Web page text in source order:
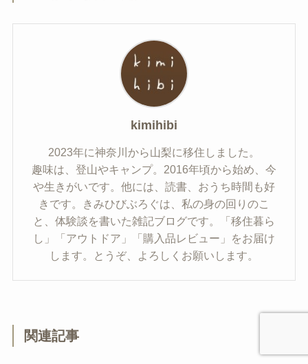
kimihibi
2023年に神奈川から山梨に移住しました。
趣味は、登山やキャンプ。2016年頃から始め、今
や生きがいです。他には、読書、おうち時間も好
きです。きみひびぶろぐは、私の身の回りのこ
と、体験談を書いた雑記ブログです。「移住暮ら
し」「アウトドア」「購入品レビュー」をお届け
します。とうぞ、よろしくお願いします。
関連記事